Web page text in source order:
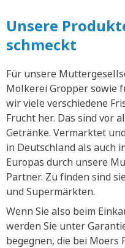
Unsere
schmeckt
Für unsere
Molkerei Gropper sowie
wir viele verschiedene
Frucht her. Das sind vor
Getränke. Vermarktet
in Deutschland als auch
Europas durch unsere
Partner. Zu finden sind
und Supermärkten.
Wenn Sie also beim
werden Sie unter
begegnen, die bei